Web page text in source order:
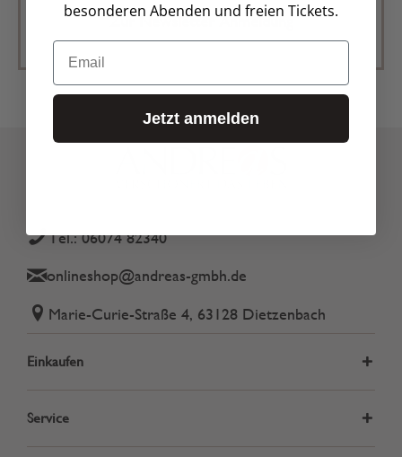
Zur Newsletter Anmeldung
Tel.: 06074 82340
onlineshop@andreas-gmbh.de
Marie-Curie-Straße 4, 63128 Dietzenbach
Einkaufen
Service
besonderen Abenden und freien Tickets.
Email
Jetzt anmelden